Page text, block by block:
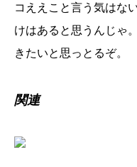
コええこと言う気はな
けはあると思うんじゃ
きたいと思っとるぞ。
関連